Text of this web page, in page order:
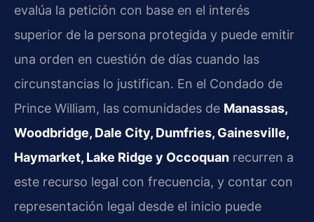
evalúa la petición con base en el interés
superior de la persona protegida y puede emitir
una orden en cuestión de días cuando las
circunstancias lo justifican. En el Condado de
Prince William, las comunidades de Manassas,
Woodbridge, Dale City, Dumfries, Gainesville,
Haymarket, Lake Ridge y Occoquan recurren a
este recurso legal con frecuencia, y contar con
representación legal desde el inicio puede